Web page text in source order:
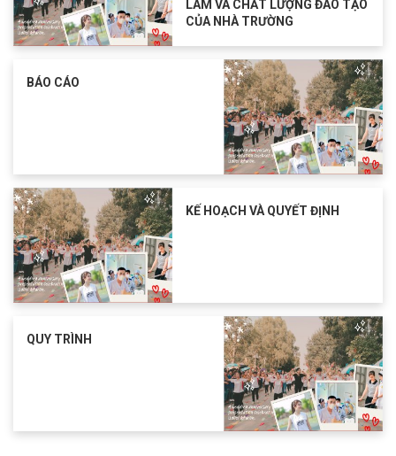
LÀM VÀ CHẤT LƯỢNG ĐÀO TẠO
CỦA NHÀ TRƯỜNG
BÁO CÁO
KẾ HOẠCH VÀ QUYẾT ĐỊNH
QUY TRÌNH